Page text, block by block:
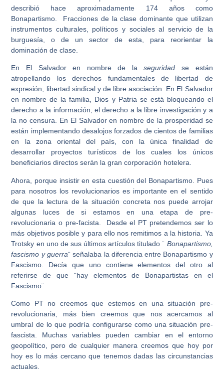
describió hace aproximadamente 174 años como
Bonapartismo. Fracciones de la clase dominante que utilizan
instrumentos culturales, políticos y sociales al servicio de la
burguesía, o de un sector de esta, para reorientar la
dominación de clase.
En El Salvador en nombre de laseguridad se están
atropellando los derechos fundamentales de libertad de
expresión, libertad sindical y de libre asociación. En El Salvador
en nombre de la familia, Dios y Patriase está bloqueando el
derecho a la información, el derecho a la libre investigación y a
la no censura. En El Salvador en nombre de la prosperidad se
están implementando desalojos forzados de cientos de familias
en la zona oriental del país, con la única finalidad de
desarrollar proyectos turísticos de los cuales los únicos
beneficiarios directos serán la gran corporación hotelera.
Ahora, porque insistir en esta cuestión del Bonapartismo. Pues
para nosotros los revolucionarios es importante en el sentido
de que la lectura de la situación concreta nos puede arrojar
algunas luces de si estamos en una etapa de pre-
revolucionaria o pre-facista. Desde el PT pretendemos ser lo
más objetivos posible y para ello nos remitimos a la historia. Ya
Trotsky en uno de sus últimos artículos titulado ¨ Bonapartismo,
fascismo y guerra¨ señalaba la diferencia entre Bonapartismo y
Fascismo. Decía que uno contiene elementos del otro al
referirse de que ¨hay elementos de Bonapartistas en el
Fascismo¨
Como PT no creemos que estemos en una situación pre-
revolucionaria, más bien creemos que nos acercamos al
umbral de lo que podría configurarse como una situación pre-
fascista. Muchas variables pueden cambiar en el entorno
geopolítico, pero de cualquier manera creemos que hoy por
hoy es lo más cercano que tenemos dadas las circunstancias
actuales.